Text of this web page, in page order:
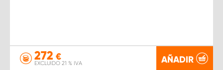
272 €
EXCLUIDO 21 % IVA AÑADIR